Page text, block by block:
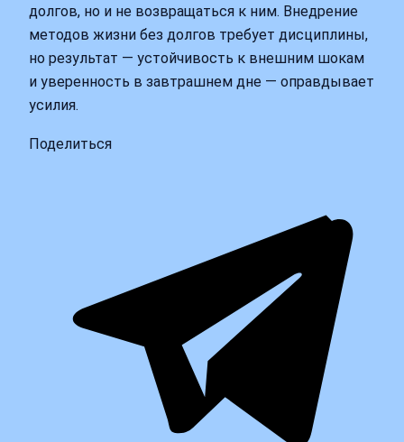
долгов, но и не возвращаться к ним. Внедрение
методов жизни без долгов требует дисциплины,
но результат — устойчивость к внешним шокам
и уверенность в завтрашнем дне — оправдывает
усилия.
Поделиться